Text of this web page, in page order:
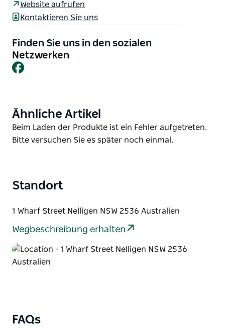
vorbeiziehenden Booten zuschauen, oder
schnappen Sie sich Ihre Angelrute und etwas zum
Flussufer im angrenzenden Naturschutzgebiet.
Website aufrufen
Kontaktieren Sie uns
Finden Sie uns in den sozialen
Netzwerken
Facebook
Product
List
Ähnliche Artikel
Product
List
Beim Laden der Produkte ist ein Fehler aufgetreten.
Bitte versuchen Sie es später noch einmal.
Standort
1 Wharf Street Nelligen NSW 2536 Australien
Wegbeschreibung erhalten
FAQs